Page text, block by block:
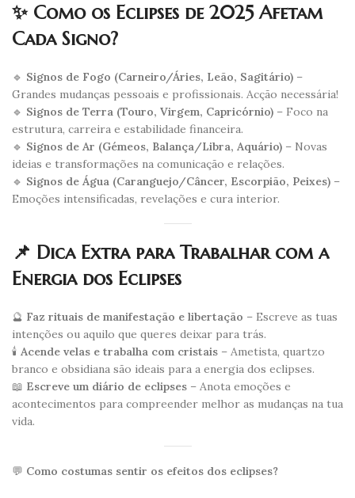
✨ Como os Eclipses de 2025 Afetam
Cada Signo?
🔹 Signos de Fogo (Carneiro/Áries, Leão, Sagitário) –
Grandes mudanças pessoais e profissionais. Acção necessária!
🔹 Signos de Terra (Touro, Virgem, Capricórnio) – Foco na
estrutura, carreira e estabilidade financeira.
🔹 Signos de Ar (Gémeos, Balança/Libra, Aquário) – Novas
ideias e transformações na comunicação e relações.
🔹 Signos de Água (Caranguejo/Câncer, Escorpião, Peixes) –
Emoções intensificadas, revelações e cura interior.
📌 Dica Extra para Trabalhar com a
Energia dos Eclipses
🔮 Faz rituais de manifestação e libertação – Escreve as tuas
intenções ou aquilo que queres deixar para trás.
🕯️ Acende velas e trabalha com cristais – Ametista, quartzo
branco e obsidiana são ideais para a energia dos eclipses.
📖 Escreve um diário de eclipses – Anota emoções e
acontecimentos para compreender melhor as mudanças na tua
vida.
💬 Como costumas sentir os efeitos dos eclipses?